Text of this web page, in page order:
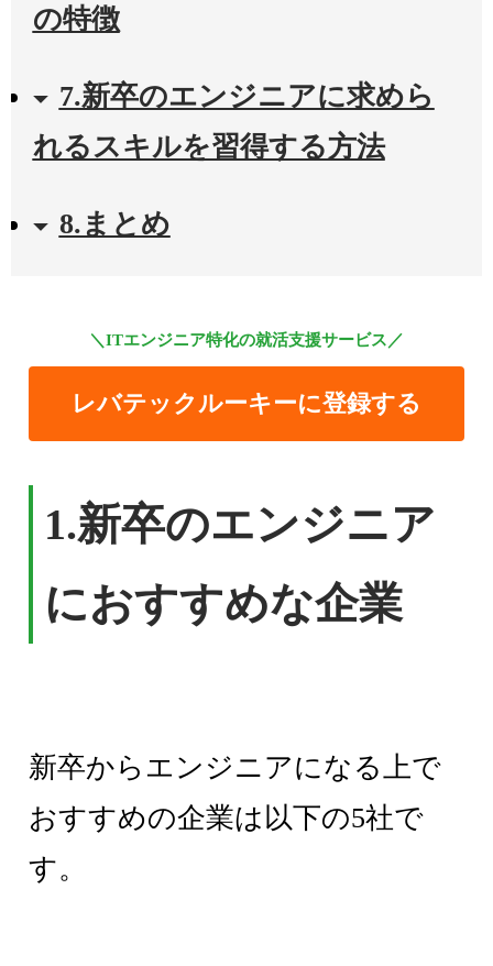
の特徴
7.新卒のエンジニアに求めら
れるスキルを習得する方法
8.まとめ
＼ITエンジニア特化の就活支援サービス／
レバテックルーキーに登録する
1.新卒のエンジニア
におすすめな企業
新卒からエンジニアになる上で
おすすめの企業は以下の5社で
す。